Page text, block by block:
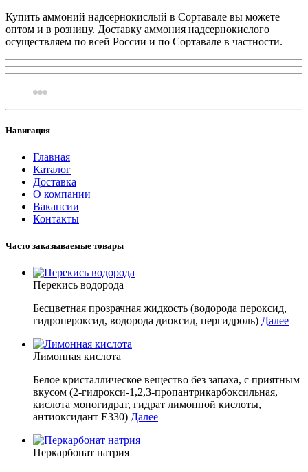
Купить аммоний надсернокислый в Сортавале вы можете
оптом и в розницу. Доставку аммония надсернокислого
осуществляем по всей России и по Сортавале в частности.
Навигация
Главная
Каталог
Доставка
О компании
Вакансии
Контакты
Часто заказываемые товары
Перекись водорода
Бесцветная прозрачная жидкость (водорода пероксид,
гидропероксид, водорода диоксид, пергидроль) Далее
Лимонная кислота
Белое кристаллическое вещество без запаха, с приятным
вкусом (2-гидрокси-1,2,3-пропантрикарбоксильная,
кислота моногидрат, гидрат лимонной кислоты,
антиоксидант E330) Далее
Перкарбонат натрия